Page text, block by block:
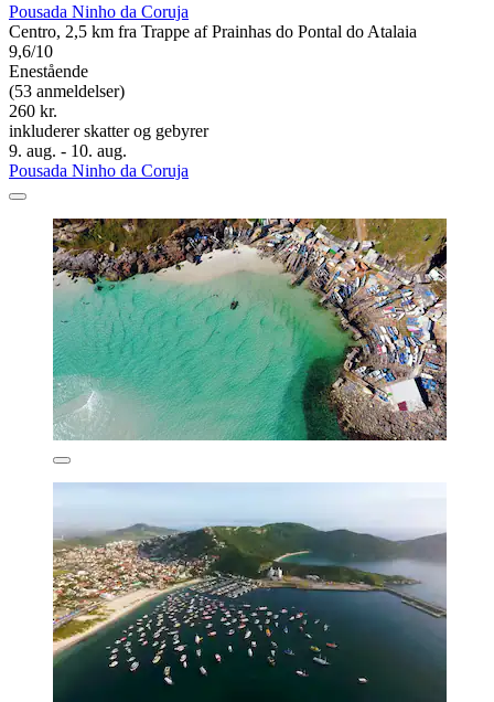
Pousada Ninho da Coruja
Centro, 2,5 km fra Trappe af Prainhas do Pontal do Atalaia
9,6/10
Enestående
(53 anmeldelser)
260 kr.
inkluderer skatter og gebyrer
9. aug. - 10. aug.
Pousada Ninho da Coruja